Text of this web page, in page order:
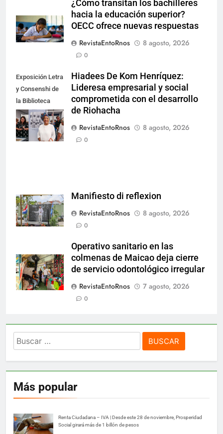
¿Cómo transitan los bachilleres
hacia la educación superior?
OECC ofrece nuevas respuestas
RevistaEntoRnos
8 agosto, 2026
0
Exposición Letra
y Consenshi de
la Biblioteca
Nacional de
Aruba en San
Nicolás.
Hiadees De Kom Henríquez:
Lideresa empresarial y social
comprometida con el desarrollo
de Riohacha
RevistaEntoRnos
8 agosto, 2026
0
Manifiesto di reflexion
RevistaEntoRnos
8 agosto, 2026
0
Operativo sanitario en las
colmenas de Maicao deja cierre
de servicio odontológico irregular
RevistaEntoRnos
7 agosto, 2026
0
Buscar:
Más popular
Renta Ciudadana – IVA | Desde este 28 de noviembre, Prosperidad
Social girará más de 1 billón de pesos